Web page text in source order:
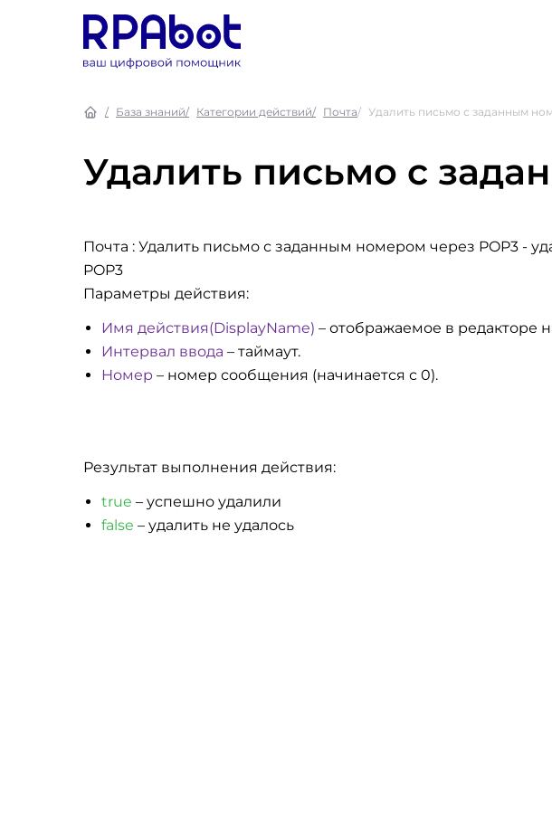
База знаний Категории действий Почта Удалить письмо с заданным
Удалить письмо с
Почта : Удалить письмо с заданным номером через POP3 -
POP3
Параметры действия:
Имя действия(DisplayName) – отображаемое в редакторе
Интервал ввода – таймаут.
Номер – номер сообщения (начинается с 0).
Результат выполнения действия:
true – успешно удалили
false – удалить не удалось